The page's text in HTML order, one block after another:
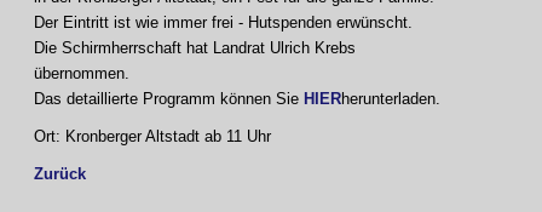
Der Eintritt ist wie immer frei - Hutspenden erwünscht.
Die Schirmherrschaft hat Landrat Ulrich Krebs
übernommen.
Das detaillierte Programm können Sie HIERherunterladen.
Ort: Kronberger Altstadt ab 11 Uhr
Zurück